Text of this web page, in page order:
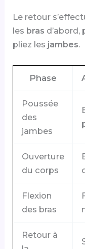
Le retour
les bras d’abord,
pliez les jambes.
Phase
Poussée
des
jambes
Ouverture
du corps
Flexion
des bras
Retour à